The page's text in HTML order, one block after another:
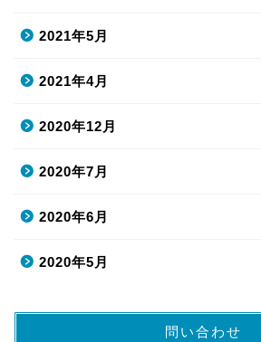
2021年5月
2021年4月
2020年12月
2020年7月
2020年6月
2020年5月
問い合わせ